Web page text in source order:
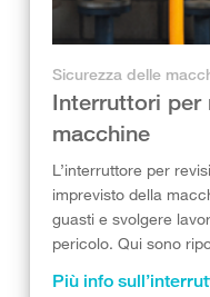
Sicurezza delle
Interruttori per
macchine
L’interruttore per
imprevisto della
guasti e svolgere
pericolo. Qui sono
Più info